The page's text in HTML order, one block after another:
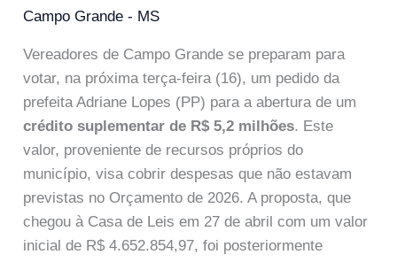
Campo Grande - MS
Vereadores de Campo Grande se preparam para
votar, na próxima terça-feira (16), um pedido da
prefeita Adriane Lopes (PP) para a abertura de um
crédito suplementar de R$ 5,2 milhões. Este
valor, proveniente de recursos próprios do
município, visa cobrir despesas que não estavam
previstas no Orçamento de 2026. A proposta, que
chegou à Casa de Leis em 27 de abril com um valor
inicial de R$ 4.652.854,97, foi posteriormente